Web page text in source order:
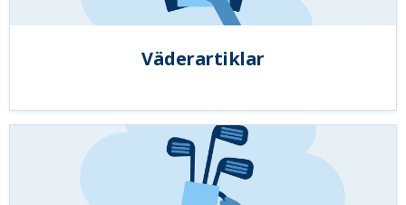
Väderartiklar